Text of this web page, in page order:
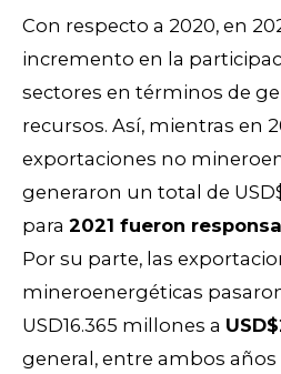
Con respecto a 2020, en
incremento en la
sectores en términos de
recursos. Así, mientras en
exportaciones no
generaron un total de
para 2021 fueron
Por su parte, las
mineroenergéticas
USD16.365 millones a
general, entre ambos